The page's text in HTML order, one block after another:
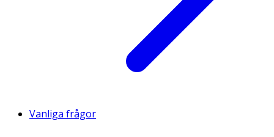
Vanliga frågor